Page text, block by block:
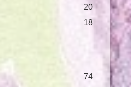
20
18
74